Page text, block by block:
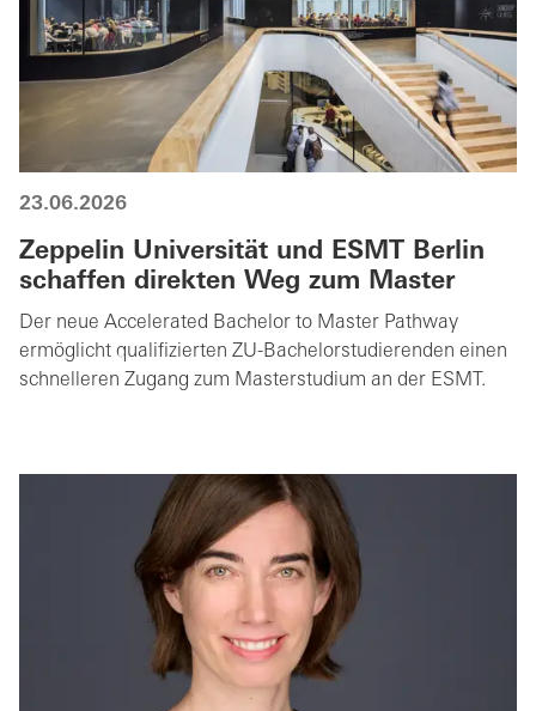
23.06.2026
Zeppelin Universität und ESMT Berlin
schaffen direkten Weg zum Master
Der neue Accelerated Bachelor to Master Pathway
ermöglicht qualifizierten ZU-Bachelorstudierenden einen
schnelleren Zugang zum Masterstudium an der ESMT.